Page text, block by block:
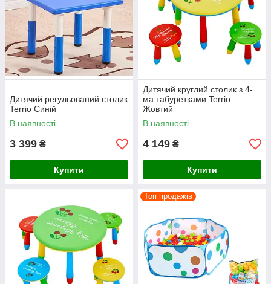
Дитячий регульований столик
Terrio Синій
В наявності
3 399 ₴
Купити
Дитячий круглий столик з 4-
ма табуретками Terrio
Жовтий
В наявності
4 149 ₴
Купити
Топ продажів